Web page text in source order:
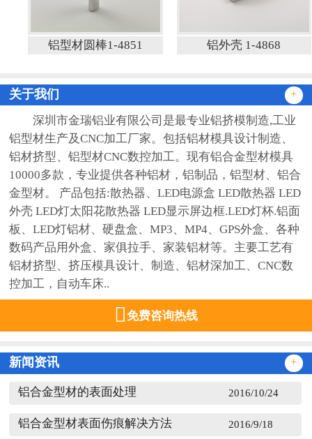
铝型材圆棒1-4851 铝外壳 1-4868
关于我们 +
深圳市金瑞铝业有限公司是最专业铝挤模制造,工业
铝型材生产及CNC加工厂家。包括铝材模具设计制造、
铝材挤型、铝型材CNC数控加工。现有铝合金型材模具
10000多款，专业提供各种铝材，铝制品，铝型材、铝合
金型材。 产品包括:散热器、LED电源盒 LED散热器 LED
外壳 LED灯太阳花散热器 LED显示屏边框.LED灯杯.铝面
板、LED灯铝材、硬盘盒、MP3、MP4、GPS外盒、各种
数码产品用外盒、家俱拉手、家装铝材等。主要工艺有
铝材挤型、挤压模具设计、制造、铝材深加工、CNC数
控加工，自动车床..
免费咨询热线
新闻资讯 +
2016/10/24
铝合金型材的表面处理
2016/9/18
铝合金型材表面伤痕解决方法